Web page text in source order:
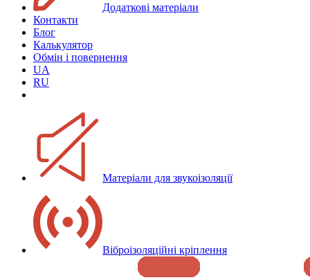
Додаткові матеріали
Контакти
Блог
Калькулятор
Обмін і повернення
UA
RU
Матеріали для звукоізоляції
Віброізоляційні кріплення